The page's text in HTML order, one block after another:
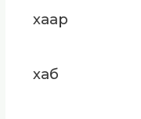
хаар
хаб